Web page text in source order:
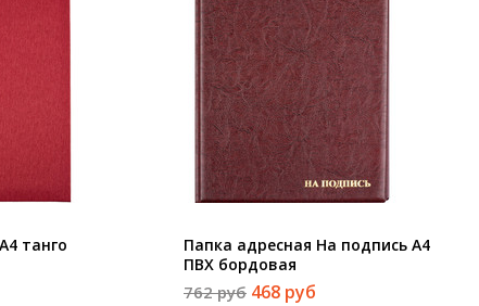
танго
Папка адресная На подпись А4
ПВХ бордовая
762 руб 468 руб